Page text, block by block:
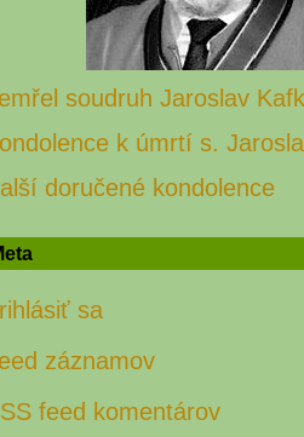
soudruh Jaroslav
k úmrtí s.
doručené kondolence
sa
záznamov
feed komentárov